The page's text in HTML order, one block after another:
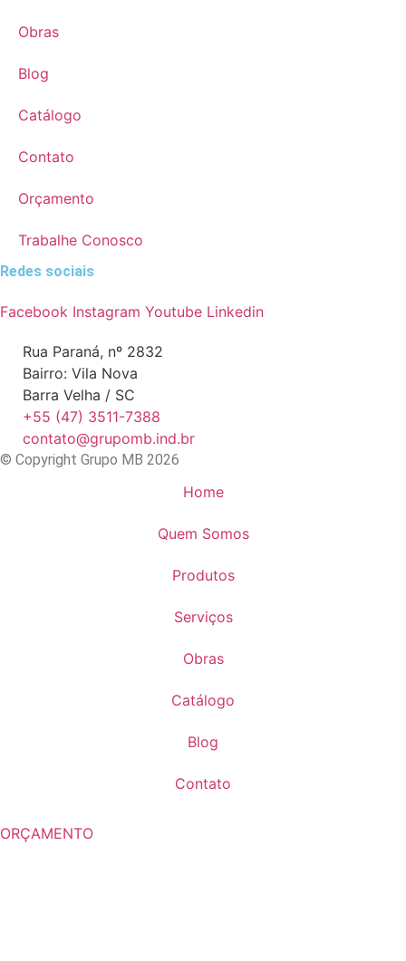
Obras
Blog
Catálogo
Contato
Orçamento
Trabalhe Conosco
Redes sociais
Facebook Instagram Youtube Linkedin
Rua Paraná, nº 2832
Bairro: Vila Nova
Barra Velha / SC
+55 (47) 3511-7388
contato@grupomb.ind.br
© Copyright Grupo MB 2026
Home
Quem Somos
Produtos
Serviços
Obras
Catálogo
Blog
Contato
ORÇAMENTO